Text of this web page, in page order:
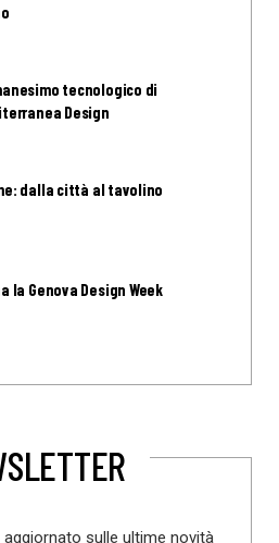
tecnologico di
Design
dalla città al tavolino
la Genova Design Week
sulle ultime novità